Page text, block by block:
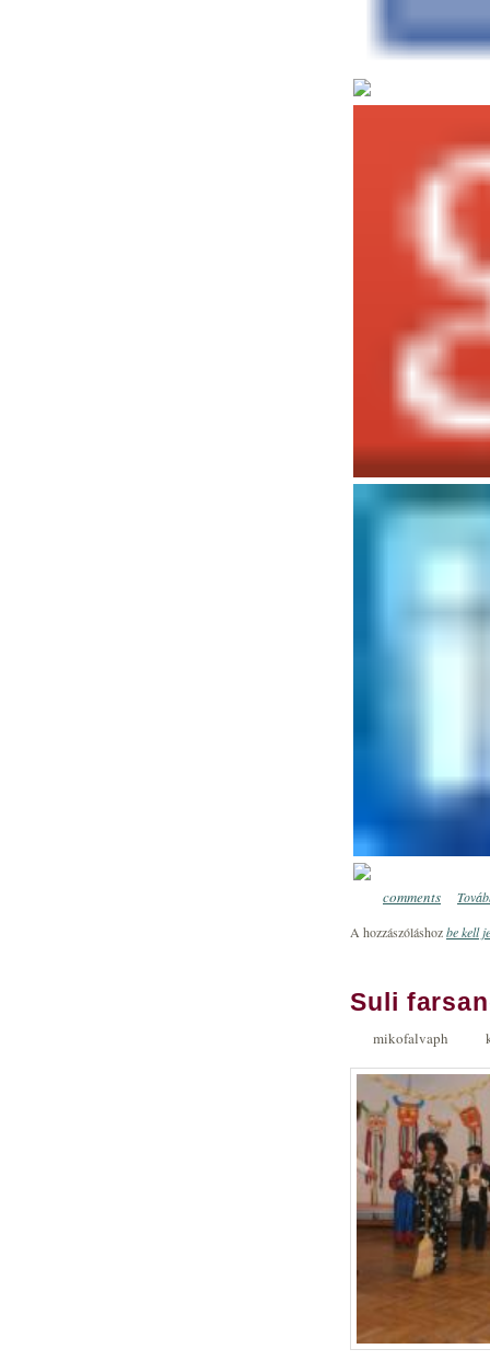
comments
A hozzászóláshozbe kell
Suli
mikofalvaph